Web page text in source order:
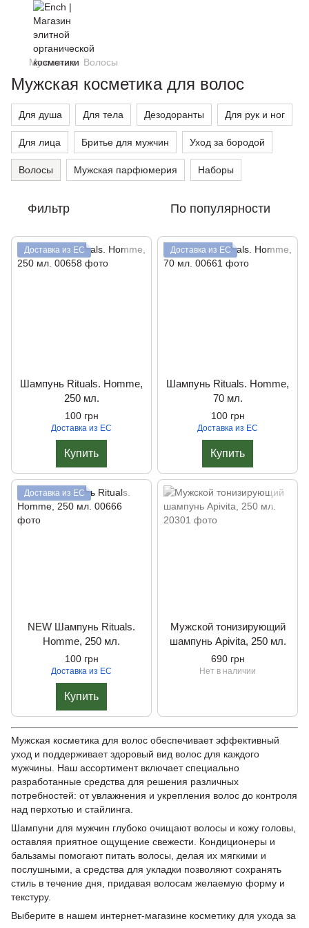
Мужчинам Волосы
Мужская косметика для волос
Для душа Для тела Дезодоранты Для рук и ног
Для лица Бритье для мужчин Уход за бородой
Волосы Мужская парфюмерия Наборы
Фильтр По популярности
Доставка из ЕС
Шампунь Rituals. Homme,
250 мл.
100 грн
Доставка из ЕС
Купить
Доставка из ЕС
Шампунь Rituals. Homme,
70 мл.
100 грн
Доставка из ЕС
Купить
Доставка из ЕС
NEW Шампунь Rituals.
Homme, 250 мл.
100 грн
Доставка из ЕС
Купить
Мужской тонизирующий
шампунь Apivita, 250 мл.
690 грн
Нет в наличии
Мужская косметика для волос обеспечивает эффективный
уход и поддерживает здоровый вид волос для каждого
мужчины. Наш ассортимент включает специально
разработанные средства для решения различных
потребностей: от увлажнения и укрепления волос до контроля
над перхотью и стайлинга.
Шампуни для мужчин глубоко очищают волосы и кожу головы,
оставляя приятное ощущение свежести. Кондиционеры и
бальзамы помогают питать волосы, делая их мягкими и
послушными, а средства для укладки позволяют сохранять
стиль в течение дня, придавая волосам желаемую форму и
текстуру.
Выберите в нашем интернет-магазине косметику для ухода за